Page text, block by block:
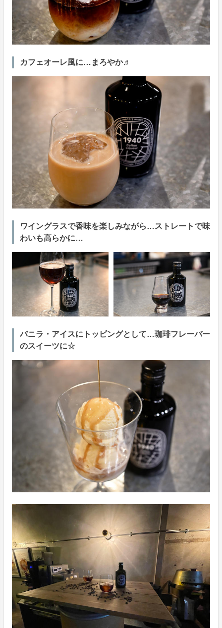
カフェオーレ風に…まろやか♬
ワイングラスで香味を楽しみながら…ストレートで味
わいも高らかに…
バニラ・アイスにトッピングとして…珈琲フレーバー
のスイーツに☆